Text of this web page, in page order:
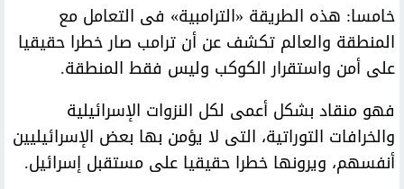
خامسا: هذه الطريقة «الترامبية» فى التعامل مع
المنطقة والعالم تكشف عن أن ترامب صار خطرا حقيقيا
على أمن واستقرار الكوكب وليس فقط المنطقة.
فهو منقاد بشكل أعمى لكل النزوات الإسرائيلية
والخرافات التوراتية، التى لا يؤمن بها بعض الإسرائيليين
أنفسهم، ويرونها خطرا حقيقيا على مستقبل إسرائيل.